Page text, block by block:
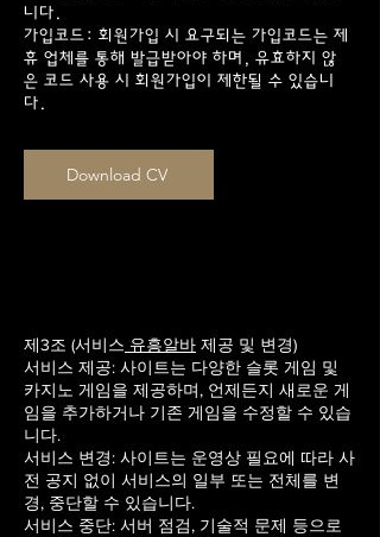
니다.
가입코드: 회원가입 시 요구되는 가입코드는 제
휴 업체를 통해 발급받아야 하며, 유효하지 않
은 코드 사용 시 회원가입이 제한될 수 있습니
다.
Download CV
제3조 (서비스 유흥알바 제공 및 변경)
서비스 제공: 사이트는 다양한 슬롯 게임 및
카지노 게임을 제공하며, 언제든지 새로운 게
임을 추가하거나 기존 게임을 수정할 수 있습
니다.
서비스 변경: 사이트는 운영상 필요에 따라 사
전 공지 없이 서비스의 일부 또는 전체를 변
경, 중단할 수 있습니다.
서비스 중단: 서버 점검, 기술적 문제 등으로